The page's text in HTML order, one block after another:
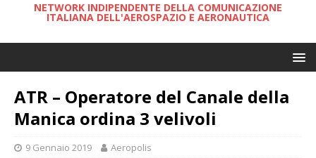
NETWORK INDIPENDENTE DELLA COMUNICAZIONE
ITALIANA DELL'AEROSPAZIO E AERONAUTICA
ATR – Operatore del Canale della
Manica ordina 3 velivoli
9 Gennaio 2019 Aeropolis